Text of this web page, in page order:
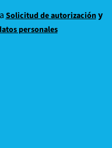
Solicitud de autorizacióny
personales